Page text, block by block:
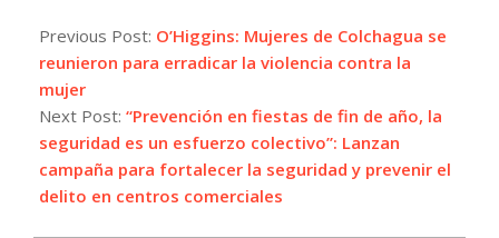
11-
27
Previous Post: O’Higgins: Mujeres de Colchagua se
reunieron para erradicar la violencia contra la
mujer
Next Post: “Prevención en fiestas de fin de año, la
seguridad es un esfuerzo colectivo”: Lanzan
campaña para fortalecer la seguridad y prevenir el
delito en centros comerciales